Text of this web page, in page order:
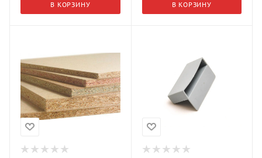
В КОРЗИНУ В КОРЗИНУ